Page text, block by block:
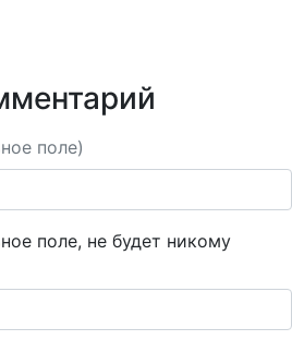
поле)
поле, не будет никому